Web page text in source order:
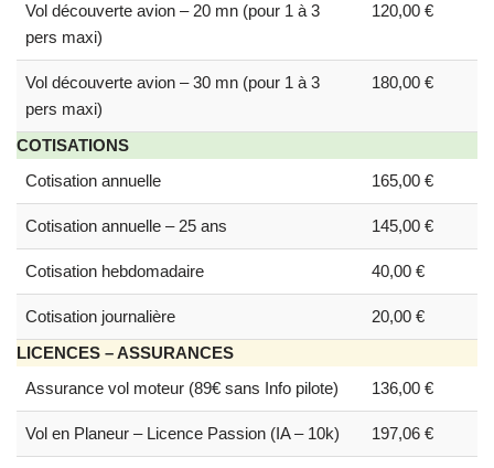
Vol découverte avion – 20 mn (pour 1 à 3
pers maxi)
120,00 €
Vol découverte avion – 30 mn (pour 1 à 3
pers maxi)
180,00 €
COTISATIONS
Cotisation annuelle
165,00 €
Cotisation annuelle – 25 ans 145,00 €
Cotisation hebdomadaire 40,00 €
Cotisation journalière
20,00 €
LICENCES – ASSURANCES
Assurance vol moteur (89€ sans Info pilote)
136,00 €
Vol en Planeur – Licence Passion (IA – 10k) 197,06 €